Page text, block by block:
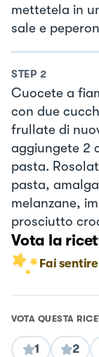
mettetela in
sale e
STEP 2
Cuocete a
con due
frullate di
aggiungete 2
pasta.
pasta,
melanzane,
prosciutto
Vota la
Fai
VOTA QUESTA
1 2